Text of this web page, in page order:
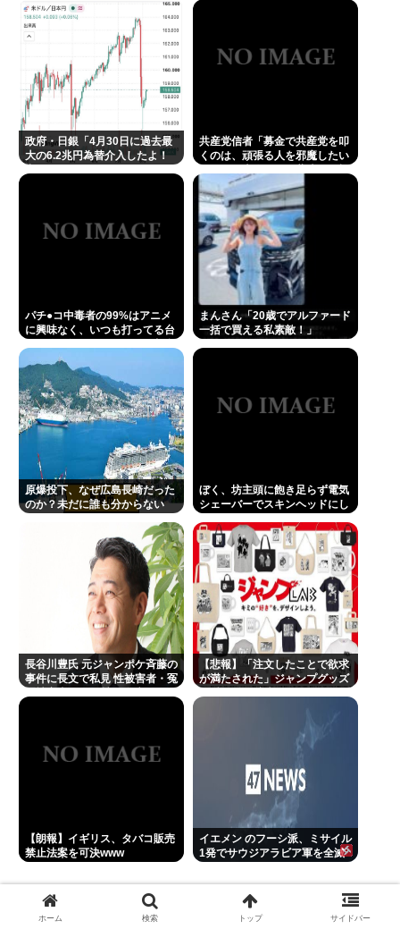
Powered by livedoor 相互RSS
政府・日銀「4月30日に過去最
大の6.2兆円為替介入したよ！
共産党信者「募金で共産党を叩
くのは、頑張る人を邪魔したい
のせい」
パチ●コ中毒者の99%はアニメ
に興味なく、いつも打ってる台
まんさん「20歳でアルファード
一括で買える私素敵！」
原爆投下、なぜ広島長崎だった
のか？未だに誰も分からない
ぼく、坊主頭に飽き足らず電気
シェーバーでスキンヘッドにし
長谷川豊氏 元ジャンポケ斉藤の
事件に長文で私見 性被害者・冤
【悲報】「注文したことで欲求
が満たされた」ジャンプグッズ
【朗報】イギリス、タバコ販売
禁止法案を可決www
イエメン のフーシ派、ミサイル
1発でサウジアラビア軍を全滅
関連記事
ホーム 検索 トップ サイドバー